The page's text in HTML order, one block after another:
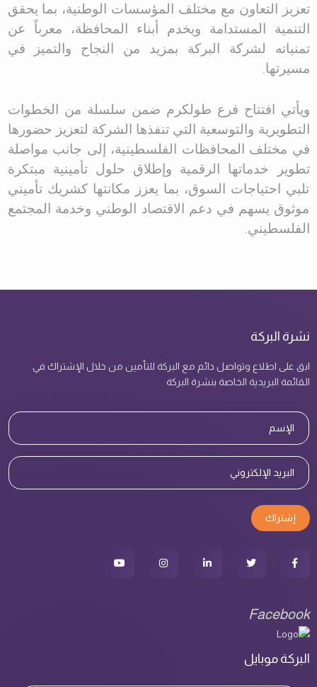
تعزيز التعاون مع مختلف المؤسسات الوطنية، بما يحقق
التنمية المستدامة ويخدم أبناء المحافظة، معرباً عن
تمنياته لشركة البركة بمزيد من النجاح والتميز في
مسيرتها.
ويأتي افتتاح فرع طولكرم ضمن سلسلة من الخطوات
التطويرية والتوسعية التي تنفذها الشركة لتعزيز حضورها
في مختلف المحافظات الفلسطينية، إلى جانب مواصلة
تطوير خدماتها الرقمية وإطلاق حلول تأمينية مبتكرة
تلبي احتياجات السوق، بما يعزز مكانتها كشريك تأميني
موثوق يسهم في دعم الاقتصاد الوطني وخدمة المجتمع
الفلسطيني.
نشرة البركة
ابق على اطلاع وتواصل دائم مع البركة للتأمين من خلال الإشتراك في
القائمة البريدية الخاصة بنشرة البركة
إشتراك
Facebook
البركة موبايل